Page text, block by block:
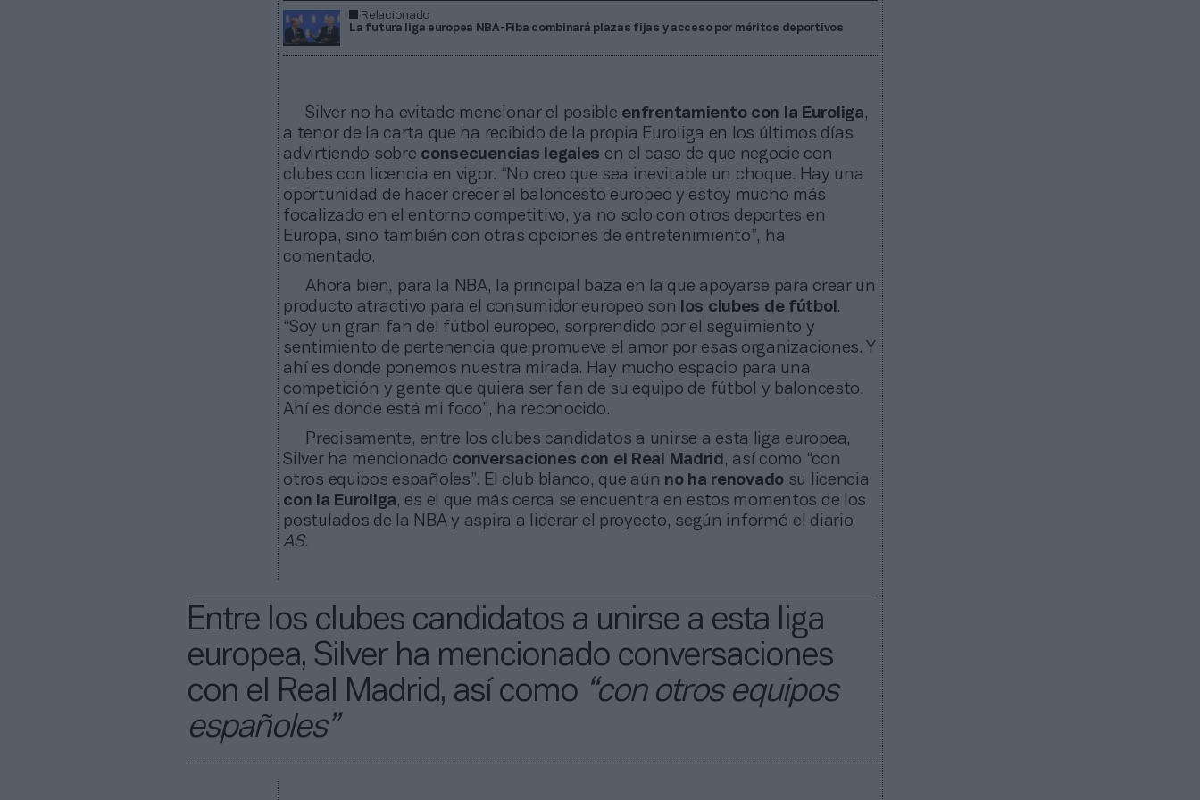
Relacionado
La futura liga europea NBA-Fiba combinará plazas fijas y acceso por méritos deportivos
Silver no ha evitado mencionar el posible enfrentamiento con la Euroliga,
a tenor de la carta que ha recibido de la propia Euroliga en los últimos días
advirtiendo sobre consecuencias legales en el caso de que negocie con
clubes con licencia en vigor. “No creo que sea inevitable un choque. Hay una
oportunidad de hacer crecer el baloncesto europeo y estoy mucho más
focalizado en el entorno competitivo, ya no solo con otros deportes en
Europa, sino también con otras opciones de entretenimiento”, ha
comentado.
Ahora bien, para la NBA, la principal baza en la que apoyarse para crear un
producto atractivo para el consumidor europeo son
los clubes de fútbol .
“Soy un gran fan del fútbol europeo, sorprendido por el seguimiento y
sentimiento de pertenencia que promueve el amor por esas organizaciones. Y
ahí es donde ponemos nuestra mirada. Hay mucho espacio para una
competición y gente que quiera ser fan de su equipo de fútbol y baloncesto.
Ahí es donde está mi foco”, ha reconocido.
Precisamente, entre los clubes candidatos a unirse a esta liga europea,
Silver ha mencionado conversaciones con el Real Madrid , así como “con
otros equipos españoles”. El club blanco, que aún no ha renovado su licencia
con la Euroliga, es el que más cerca se encuentra en estos momentos de los
postulados de la NBA y aspira a liderar el proyecto, según informó el diario
AS.
Entre los clubes candidatos a unirse a esta liga
europea, Silver ha mencionado conversaciones
con el Real Madrid, así como “con otros equipos
españoles”